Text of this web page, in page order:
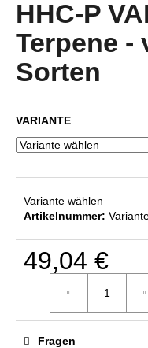
ist
4,8
von
5
Sternen.
HHC-P
Terpene -
Sorten
VARIANTE
Variante wählen
Artikelnummer:
49,04 €
Fragen
W
i
e
m
p
h
n